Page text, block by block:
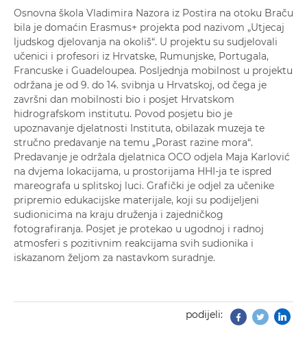
Osnovna škola Vladimira Nazora iz Postira na otoku Braču
bila je domaćin Erasmus+ projekta pod nazivom „Utjecaj
ljudskog djelovanja na okoliš“. U projektu su sudjelovali
učenici i profesori iz Hrvatske, Rumunjske, Portugala,
Francuske i Guadeloupea. Posljednja mobilnost u projektu
održana je od 9. do 14. svibnja u Hrvatskoj, od čega je
završni dan mobilnosti bio i posjet Hrvatskom
hidrografskom institutu. Povod posjetu bio je
upoznavanje djelatnosti Instituta, obilazak muzeja te
stručno predavanje na temu „Porast razine mora“.
Predavanje je održala djelatnica OCO odjela Maja Karlović
na dvjema lokacijama, u prostorijama HHI-ja te ispred
mareografa u splitskoj luci. Grafički je odjel za učenike
pripremio edukacijske materijale, koji su podijeljeni
sudionicima na kraju druženja i zajedničkog
fotografiranja. Posjet je protekao u ugodnoj i radnoj
atmosferi s pozitivnim reakcijama svih sudionika i
iskazanom željom za nastavkom suradnje.
podijeli: Facebook
Twitter